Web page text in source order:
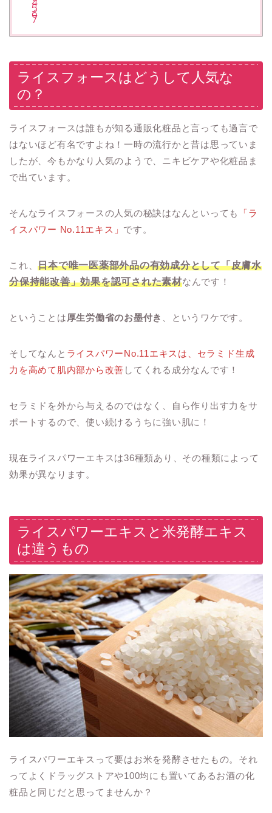
ライスフォースはどうして人気な
の？
ライスフォースは誰もが知る通販化粧品と言っても過言で
はないほど有名ですよね！一時の流行かと昔は思っていま
したが、今もかなり人気のようで、ニキビケアや化粧品ま
で出ています。
そんなライスフォースの人気の秘訣はなんといっても
「ラ
イスパワー No.11エキス」 です。
これ、日本で唯一医薬部外品の有効成分として「皮膚水
分保持能改善」効果を認可された素材なんです！
ということは厚生労働省のお墨付き 、というワケです。
そしてなんと ライスパワーNo.11エキスは、セラミド生成
力を高めて肌内部から改善 してくれる成分なんです！
セラミドを外から与えるのではなく、自ら作り出す力をサ
ポートするので、使い続けるうちに強い肌に！
現在ライスパワーエキスは36種類あり、その種類によって
効果が異なります。
ライスパワーエキスと米発酵エキス
は違うもの
ライスパワーエキスって要はお米を発酵させたもの。それ
ってよくドラッグストアや100均にも置いてあるお酒の化
粧品と同じだと思ってませんか？